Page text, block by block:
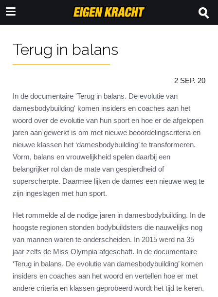
Terug in balans
2 SEP. 20
In de documentaire 'Terug in balans. De evolutie van
damesbodybuilding' komen insiders en coaches aan het
woord over de evolutie van hun sport en hoe er de afgelopen
jaren aan gewerkt is om met nieuwe beoordelingscriteria en
nieuwe klassen het ‘damesbodybuilding’ te transformeren.
Vorm, balans en vrouwelijkheid spelen daarbij een
belangrijker rol dan de mate van gespierdheid of
superscherpte. Daarmee lijken de dames een nieuwe weg te
zijn ingeslagen met hun sport.
Het rommelde al de nodige jaren in damesbodybuilding. In de
hoogste regionen stonden bodybuildsters die nauwelijks nog
van mannen waren te onderscheiden. In 2015 werd na 35
jaar zelfs de Miss Olympia afgeschaft. In de documentaire
‘Terug in balans. De evolutie van damesbodybuilding’ komen
insiders en coaches aan het woord en vertellen hoe er met
andere criteria en klassen geprobeerd wordt het tijd te keren.